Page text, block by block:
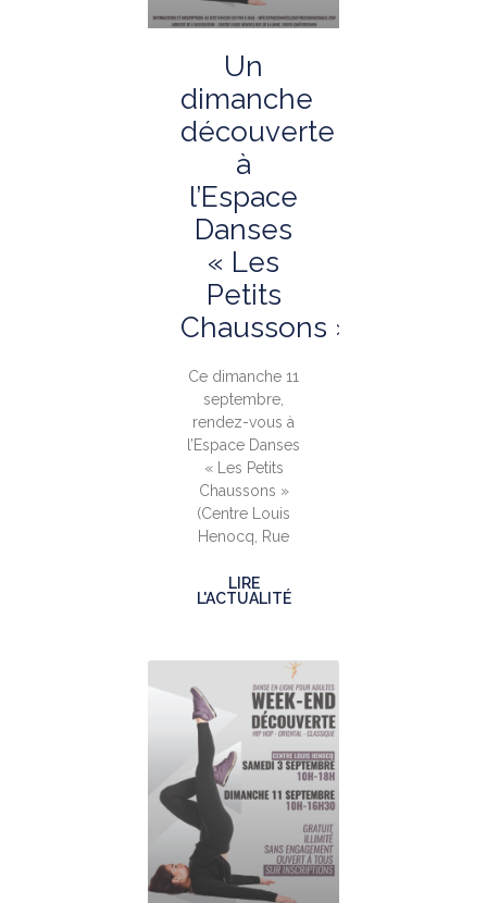
Un
dimanche
découverte
à
l’Espace
Danses
« Les
Petits
Chaussons »
Ce dimanche 11
septembre,
rendez-vous à
l’Espace Danses
« Les Petits
Chaussons »
(Centre Louis
Henocq, Rue
LIRE
L'ACTUALITÉ